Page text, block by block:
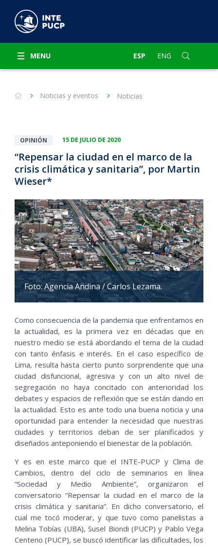
MENU ESP ENG
Noticias y eventos Noticias
OPINIÓN 15 DE JULIO DE 2020
“Repensar la ciudad en el marco de la
crisis climática y sanitaria”, por Martin
Wieser*
Foto: Agencia Andina / Carlos Lezama.
Como consecuencia de la pandemia que enfrentamos en
la actualidad, es la primera vez en décadas que en
nuestro medio se está abordando el tema de la ciudad
con tanto énfasis e interés. En el caso específico de
Lima, resulta hasta cierto punto sorprendente que una
ciudad disfuncional, agresiva y con un alto nivel de
segregación no haya concitado con anterioridad los
debates y espacios de reflexión que se están dando en
la actualidad. Esto es ante todo una buena noticia y una
oportunidad para entender la necesidad que nuestras
ciudades y territorios deban de ser planificados y
diseñados anteponiendo el bienestar de la población.
Y es en este marco que el INTE-PUCP y Clima de
Cambios, dentro del ciclo de seminarios en línea
“Sociedad y Medio Ambiente”, organizaron el
conversatorio “Repensar la ciudad en el marco de la
crisis climática y sanitaria”. En dicho conversatorio, el
cual me tocó moderar, y que tuvo como panelistas a
Melina Tobías (UBA), Susel Biondi (PUCP) y Pablo Vega
Centeno (PUCP), se buscó identificar las dificultades, los